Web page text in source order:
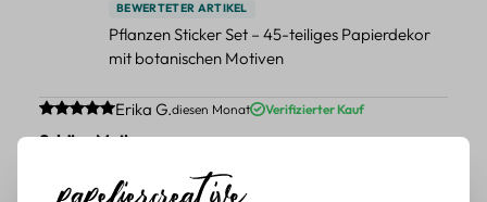
BEWERTETER ARTIKEL
Pflanzen Sticker Set – 45-teiliges Papierdekor
mit botanischen Motiven
Durchschnittliche Bewertung von 5 von 5 Sternen
Erika G.diesen Monat Verifizierter Kauf
Schöne Motive
würde sie wieder kaufen.